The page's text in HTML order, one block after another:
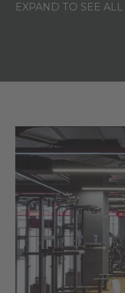
EXPAND TO SEE ALL